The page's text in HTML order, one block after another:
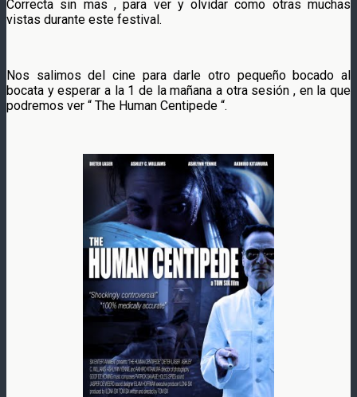
Correcta sin mas , para ver y olvidar como otras muchas
vistas durante este festival.
Nos salimos del cine para darle otro pequeño bocado al
bocata y esperar a la 1 de la mañana a otra sesión , en la que
podremos ver “ The Human Centipede “.